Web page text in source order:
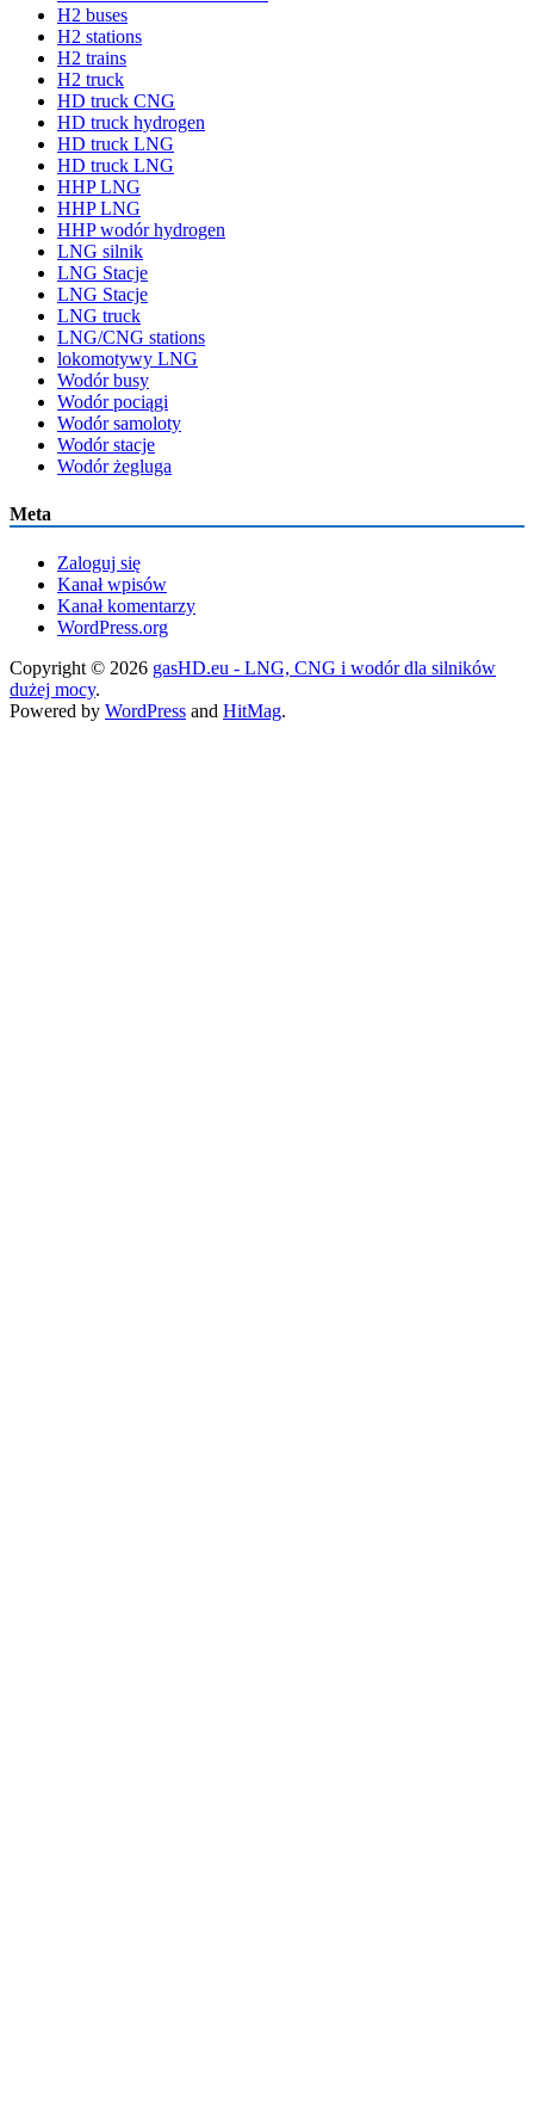
H2 buses
H2 stations
H2 trains
H2 truck
HD truck CNG
HD truck hydrogen
HD truck LNG
HD truck LNG
HHP LNG
HHP LNG
HHP wodór hydrogen
LNG silnik
LNG Stacje
LNG Stacje
LNG truck
LNG/CNG stations
lokomotywy LNG
Wodór busy
Wodór pociągi
Wodór samoloty
Wodór stacje
Wodór żegluga
Meta
Zaloguj się
Kanał wpisów
Kanał komentarzy
WordPress.org
Copyright © 2026 gasHD.eu - LNG, CNG i wodór dla silników
dużej mocy.
Powered by WordPress and HitMag.